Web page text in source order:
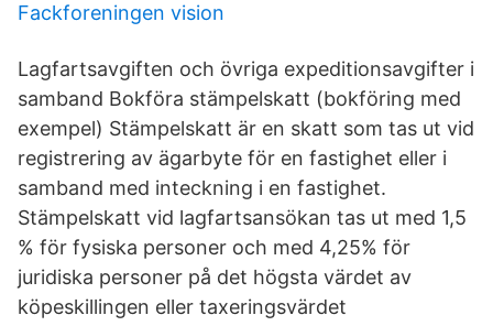
Fackforeningen vision
Lagfartsavgiften och övriga expeditionsavgifter i
samband Bokföra stämpelskatt (bokföring med
exempel) Stämpelskatt är en skatt som tas ut vid
registrering av ägarbyte för en fastighet eller i
samband med inteckning i en fastighet.
Stämpelskatt vid lagfartsansökan tas ut med 1,5
% för fysiska personer och med 4,25% för
juridiska personer på det högsta värdet av
köpeskillingen eller taxeringsvärdet